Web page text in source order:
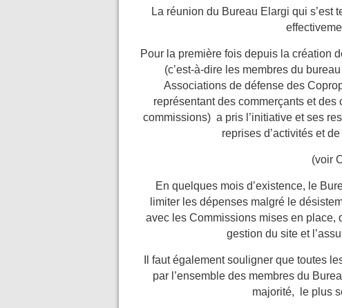
La réunion du Bureau Elargi qui
Pour la première fois depuis la création
(c’est-à-dire les membres du
Associations de défense des
représentant des commerçants et
commissions) a pris l’initiative et ses
reprises d’activités et
(voir
En quelques mois d’existence, le
limiter les dépenses malgré le
avec les Commissions mises en place,
gestion du site et
Il faut également souligner que toutes
par l’ensemble des membres du
majorité, le plus